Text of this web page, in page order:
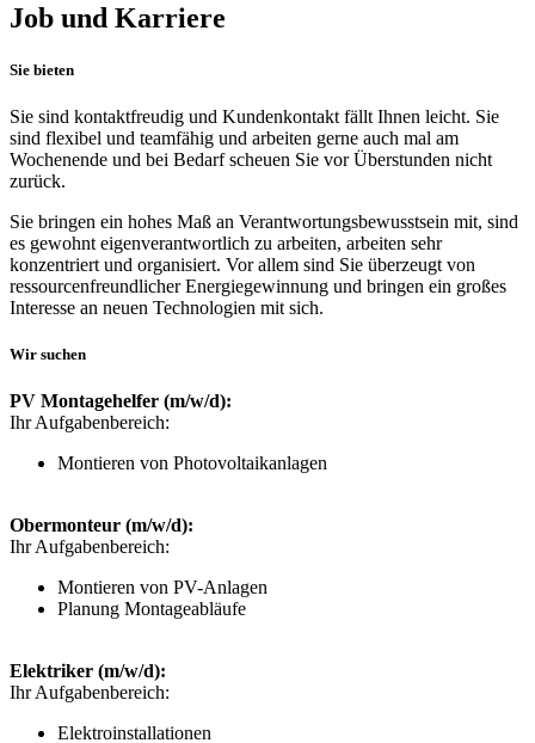
Job und Karriere
Sie bieten
Sie sind kontaktfreudig und Kundenkontakt fällt Ihnen leicht. Sie
sind flexibel und teamfähig und arbeiten gerne auch mal am
Wochenende und bei Bedarf scheuen Sie vor Überstunden nicht
zurück.
Sie bringen ein hohes Maß an Verantwortungsbewusstsein mit, sind
es gewohnt eigenverantwortlich zu arbeiten, arbeiten sehr
konzentriert und organisiert. Vor allem sind Sie überzeugt von
ressourcenfreundlicher Energiegewinnung und bringen ein großes
Interesse an neuen Technologien mit sich.
Wir suchen
PV Montagehelfer (m/w/d):
Ihr Aufgabenbereich:
Montieren von Photovoltaikanlagen
Obermonteur (m/w/d):
Ihr Aufgabenbereich:
Montieren von PV-Anlagen
Planung Montageabläufe
Elektriker (m/w/d):
Ihr Aufgabenbereich:
Elektroinstallationen